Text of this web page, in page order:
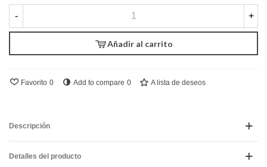
- +
Añadir al carrito
Favorito 0 Add to compare 0 A lista de deseos
Descripción
Detalles del producto